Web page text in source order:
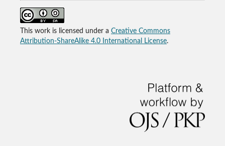
This work is licensed under a Creative Commons
Attribution-ShareAlike 4.0 International License.